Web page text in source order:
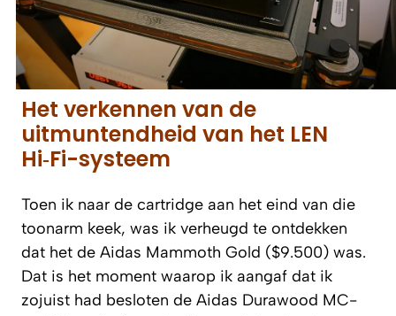
Het verkennen van de
uitmuntendheid van het LEN
Hi‑Fi-systeem
Toen ik naar de cartridge aan het eind van die
toonarm keek, was ik verheugd te ontdekken
dat het de Aidas Mammoth Gold ($9.500) was.
Dat is het moment waarop ik aangaf dat ik
zojuist had besloten de Aidas Durawood MC-